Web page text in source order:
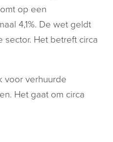
op een
4,1%. De wet geldt
Het betreft circa
voor verhuurde
Het gaat om circa